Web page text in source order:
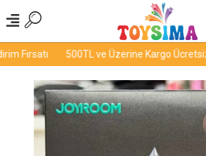
Fırsatı 500TL ve Üzerine Kargo Ücretsiz!